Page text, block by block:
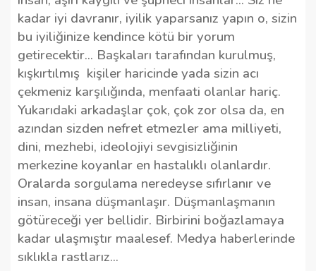
kadar iyi davranır, iyilik yaparsanız yapın o, sizin
bu iyiliğinize kendince kötü bir yorum
getirecektir... Başkaları tarafından kurulmuş,
kışkırtılmış kişiler haricinde yada sizin acı
çekmeniz karşılığında, menfaati olanlar hariç.
Yukarıdaki arkadaşlar çok, çok zor olsa da, en
azından sizden nefret etmezler ama milliyeti,
dini, mezhebi, ideolojiyi sevgisizliğinin
merkezine koyanlar en hastalıklı olanlardır.
Oralarda sorgulama neredeyse sıfırlanır ve
insan, insana düşmanlaşır. Düşmanlaşmanın
götüreceği yer bellidir. Birbirini boğazlamaya
kadar ulaşmıştır maalesef. Medya haberlerinde
sıklıkla rastlarız…